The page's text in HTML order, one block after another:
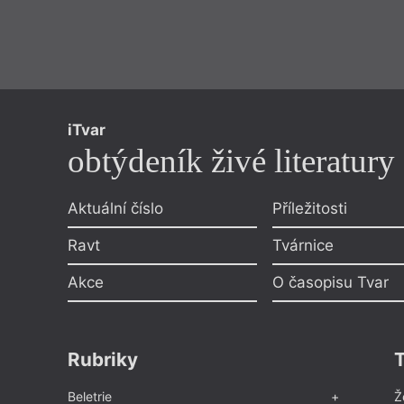
iTvar
obtýdeník živé literatury
Aktuální číslo
Ravt
Akce
Příležitosti
Tvárnice
O časopisu Tvar
Rubriky
Beletrie